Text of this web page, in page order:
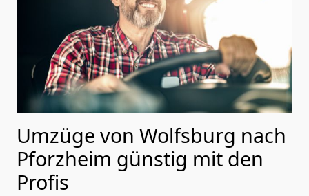
Umzüge von Wolfsburg nach
Pforzheim günstig mit den
Profis